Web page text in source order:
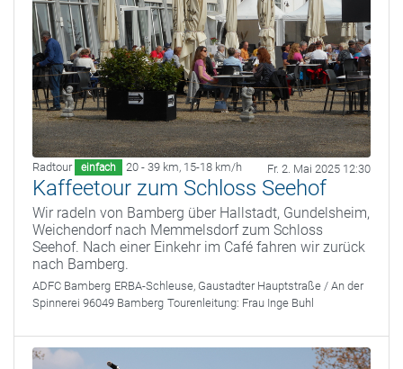
Radtour einfach 20 - 39 km, 15-18 km/h Fr. 2. Mai 2025 12:30
Kaffeetour zum Schloss Seehof
Wir radeln von Bamberg über Hallstadt, Gundelsheim,
Weichendorf nach Memmelsdorf zum Schloss
Seehof. Nach einer Einkehr im Café fahren wir zurück
nach Bamberg.
ADFC Bamberg ERBA-Schleuse, Gaustadter Hauptstraße / An der
Spinnerei 96049 Bamberg Tourenleitung: Frau Inge Buhl